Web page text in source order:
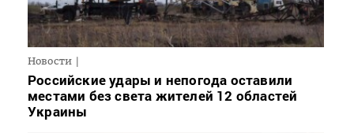
Новости
Российские удары и непогода оставили
местами без света жителей 12 областей
Украины